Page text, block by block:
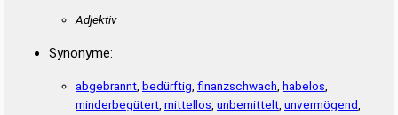
Adjektiv
Synonyme:
abgebrannt bedürftig finanzschwach habelos
minderbegütert mittellos unbemittelt unvermögend